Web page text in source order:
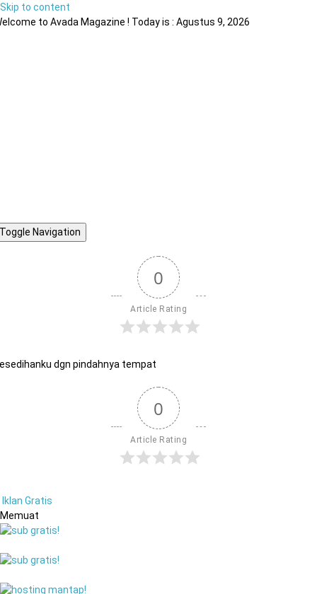
Skip to content
to Avada Magazine ! Today is : Agustus 9, 2026
Toggle Navigation
0
Article Rating
dgn pindahnya tempat
0
Article Rating
Iklan Gratis
Memuat